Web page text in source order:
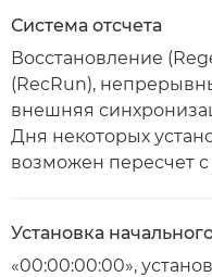
Система отсчета
Восстановление
(RecRun),
внешняя
Дня некоторых
возможен пересчет
Установка
«00:00:00:00»,